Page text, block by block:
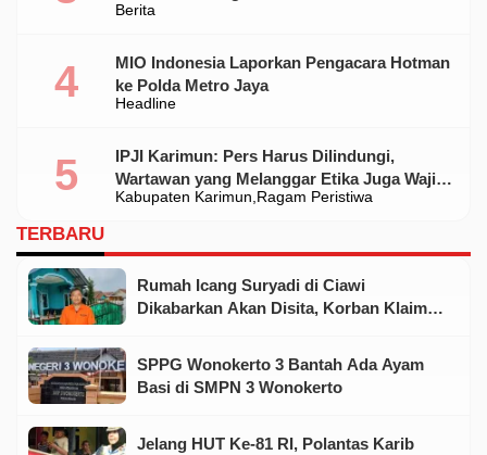
Berita
Standar
Headline
MIO Indonesia Laporkan Pengacara Hotman
ke Polda Metro Jaya
Kabupaten Karimun Ragam Peristiwa
IPJI Karimun: Pers Harus Dilindungi,
Wartawan yang Melanggar Etika Juga Wajib
Dikoreksi
TERBARU
Rumah Icang Suryadi di Ciawi
Dikabarkan Akan Disita, Korban Klaim
SPPG Wonokerto 3 Bantah Ada Ayam
Basi di SMPN 3 Wonokerto
Jelang HUT Ke-81 RI, Polantas Karib